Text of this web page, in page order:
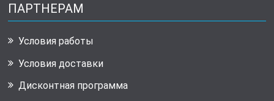
ПАРТНЕРАМ
Условия работы
Условия доставки
Дисконтная программа